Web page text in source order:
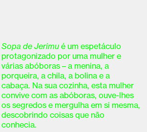
Sopa de Jerimué um espetáculo
protagonizado por uma mulher e
várias abóboras – a menina, a
porqueira, a chila, a bolina e a
cabaça. Na sua cozinha, esta mulher
convive com as abóboras, ouve-lhes
os segredos e mergulha em si mesma,
descobrindo coisas que não
conhecia.